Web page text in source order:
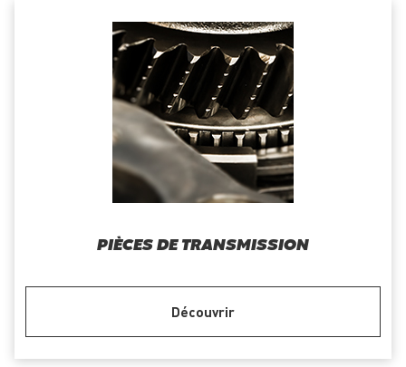
PIÈCES DE TRANSMISSION
Découvrir